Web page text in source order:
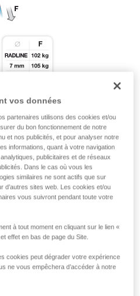
vos données
partenaires utilisons des cookies et/ou
du bon fonctionnement de notre
et nos publicités, et pour analyser notre
informations, quant à votre navigation
publicitaires et de réseaux
Dans le cas où vous les
similaires ne sont actifs que sur
d’autres sites web. Les cookies et/ou
vous suivront pendant toute votre
à tout moment en cliquant sur le lien «
effet en bas de page du Site.
cookies peut dégrader votre expérience
ne vous empêchera d’accéder à notre